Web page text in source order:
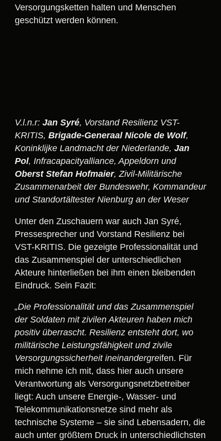
Versorgungsketten halten und Menschen
geschützt werden können.
V.l.n.r: Jan Syré, Vorstand Resilienz VST-
KRITIS, Brigade-Generaal Nicole de Wolf,
Koninklijke Landmacht der Niederlande, Jan
Pol, Infracapacityalliance, Appeldorn und
Oberst Stefan Hofmaier, Zivil-Militärische
Zusammenarbeit der Bundeswehr, Kommandeur
und Standortältester Nienburg an der Weser
Unter den Zuschauern war auch Jan Syré,
Pressesprecher und Vorstand Resilienz bei
VST-KRITIS. Die gezeigte Professionalität und
das Zusammenspiel der unterschiedlichen
Akteure hinterließen bei ihm einen bleibenden
Eindruck. Sein Fazit:
„Die Professionalität und das Zusammenspiel
der Soldaten mit zivilen Akteuren haben mich
positiv überrascht. Resilienz entsteht dort, wo
militärische Leistungsfähigkeit und zivile
Versorgungssicherheit ineinandergreifen. Für
mich nehme ich mit, dass hier auch unsere
Verantwortung als Versorgungsnetzbetreiber
liegt: Auch unsere Energie-, Wasser- und
Telekommunikationsnetze sind mehr als
technische Systeme – sie sind Lebensadern, die
auch unter größtem Druck in unterschiedlichsten